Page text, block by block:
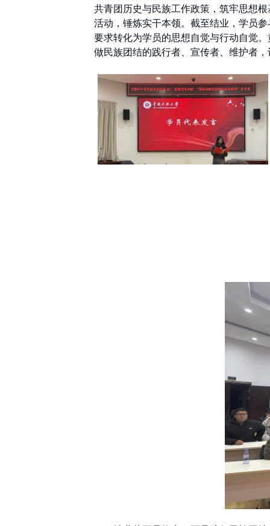
共青团历史与民族工作政策，筑牢思想
活动，锤炼实干本领。截至结业，学员
要求转化为学员的思想自觉与行动自觉
做民族团结的践行者、宣传者、维护者